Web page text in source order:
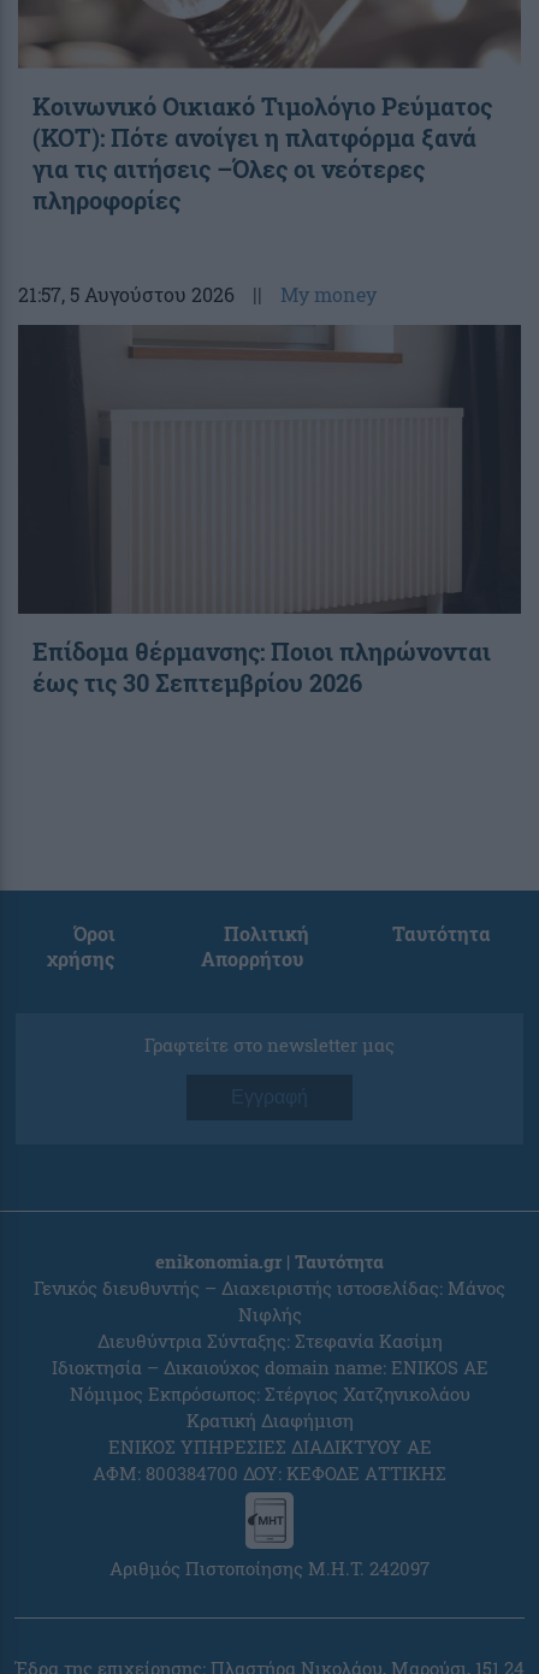
Κοινωνικό Οικιακό Τιμολόγιο Ρεύματος
(ΚΟΤ): Πότε ανοίγει η πλατφόρμα ξανά
για τις αιτήσεις –Όλες οι νεότερες
πληροφορίες
21:57, 5 Αυγούστου 2026 || My money
Επίδομα θέρμανσης: Ποιοι πληρώνονται
έως τις 30 Σεπτεμβρίου 2026
Όροι
χρήσης
Πολιτική
Απορρήτου
Ταυτότητα
Γραφτείτε στο newsletter μας
Εγγραφή
enikonomia.gr | Ταυτότητα
Γενικός διευθυντής – Διαχειριστής ιστοσελίδας: Μάνος
Νιφλής
Διευθύντρια Σύνταξης: Στεφανία Κασίμη
Ιδιοκτησία – Δικαιούχος domain name: ENIKOS AE
Νόμιμος Εκπρόσωπος: Στέργιος Χατζηνικολάου
Κρατική Διαφήμιση
ΕΝΙΚΟΣ ΥΠΗΡΕΣΙΕΣ ΔΙΑΔΙΚΤΥΟΥ ΑΕ
ΑΦΜ: 800384700 ΔΟΥ: ΚΕΦΟΔΕ ΑΤΤΙΚΗΣ
Αριθμός Πιστοποίησης Μ.Η.Τ. 242097
Έδρα της επιχείρησης: Πλαστήρα Νικολάου, Μαρούσι, 151 24